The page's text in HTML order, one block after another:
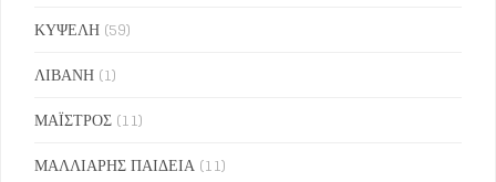
ΚΥΨΕΛΗ (59)
ΛΙΒΑΝΗ (1)
ΜΑΪΣΤΡΟΣ (11)
ΜΑΛΛΙΑΡΗΣ ΠΑΙΔΕΙΑ (11)